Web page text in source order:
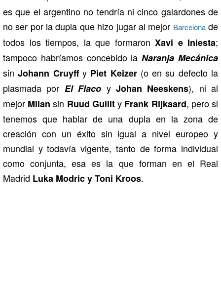
es que el argentino no tendría ni cinco galardones de
no ser por la dupla que hizo jugar al mejor Barcelonade
todos los tiempos, la que formaron Xavi e Iniesta;
tampoco habríamos concebido laNaranja Mecánica
sinJohann Cruyffy Piet Keizer(o en su defecto la
plasmada por El Flaco y Johan Neeskens), ni al
mejor Milan sin Ruud Gullity Frank Rijkaard, pero si
tenemos que hablar de una dupla en la zona de
creación con un éxito sin igual a nivel europeo y
mundial y todavía vigente, tanto de forma individual
como conjunta, esa es la que forman en el Real
Madrid Luka Modric y Toni Kroos.